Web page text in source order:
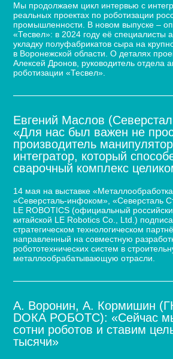
Мы продолжаем цикл интервью с
реальных проектах по роботизации
промышленности. В новом выпуске –
«Тесвел»: в 2024 году её специалисты
укладку полуфабрикатов сыра на
в Воронежской области. О деталях
Алексей Дронов, руководитель отдела
роботизации «Тесвел».
Евгений Маслов
«Для нас был важен не
производитель
интегратор, который
сварочный комплекс
14 мая на выставке
«Северсталь-инфоком», «Северсталь
LE ROBOTICS (официальный
китайской LE Robotics Co., Ltd.)
стратегическом технологическом
направленный на совместную
робототехнических систем в
металлообрабатывающую отрасли.
А. Воронин, А. Кормишин
DOКА РОБОТС): «Сейчас
сотни роботов и ставим
тысячи»